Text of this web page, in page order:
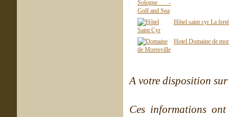
Hôtel saint cyr La
Hotel Domaine de
A votre disposition
Ces informations